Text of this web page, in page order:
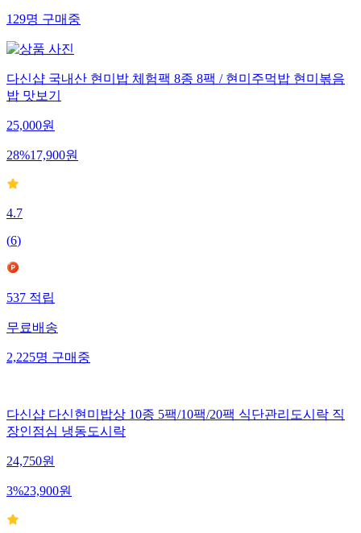
129명구매중
다신샵 국내산 현미밥 체험팩 8종 8팩 / 현미주먹밥 현미볶음
밥 맛보기
25,000원
28%17,900원
4.7
(6)
537적립
무료배송
2,225명구매중
다신샵 다신현미밥상 10종 5팩/10팩/20팩 식단관리도시락 직
장인점심 냉동도시락
24,750원
3%23,900원